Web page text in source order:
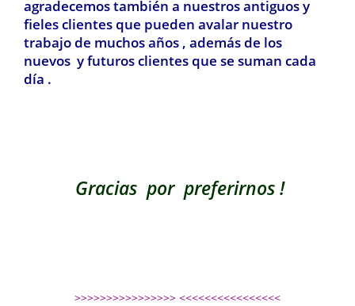
agradecemos también a nuestros antiguos y
fieles clientes que pueden avalar nuestro
trabajo de muchos años , además de los
nuevos y futuros clientes que se suman cada
día .
Gracias por preferirnos !
>>>>>>>>>>>>>>>> <<<<<<<<<<<<<<<<